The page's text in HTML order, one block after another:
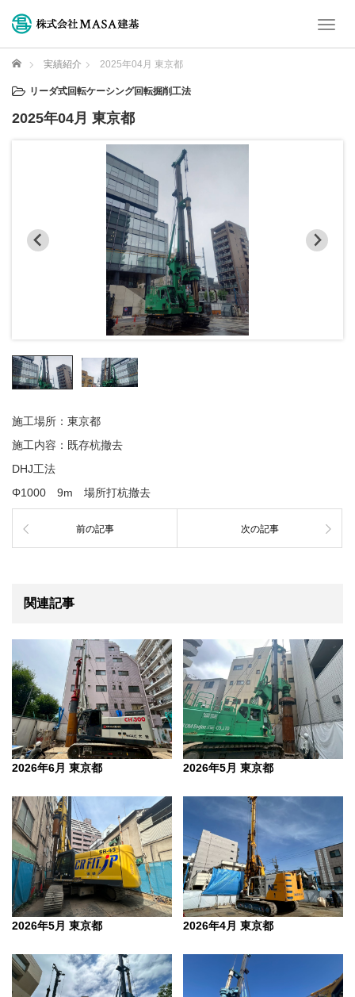
T
i
o
ホーム 実績紹介 2025年04月 東京都
リーダ式回転ケーシング回転掘削工法
2025年04月 東京都
施工場所：東京都
施工内容：既存杭撤去
DHJ工法
Φ1000 9m 場所打杭撤去
前の記事 次の記事
関連記事
2026年6月 東京都 2026年5月 東京都
2026年5月 東京都 2026年4月 東京都